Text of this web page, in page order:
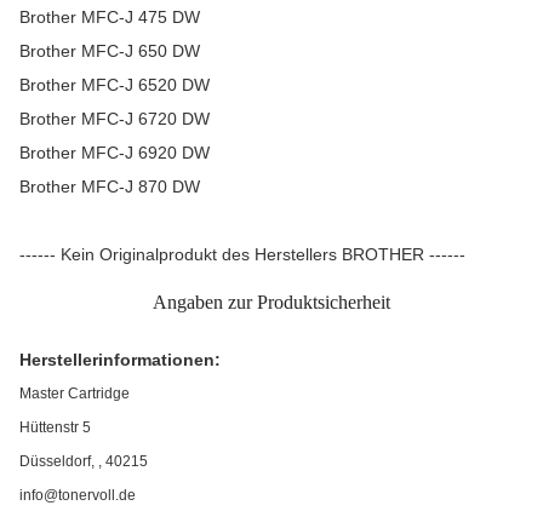
Brother MFC-J 475 DW
Brother MFC-J 650 DW
Brother MFC-J 6520 DW
Brother MFC-J 6720 DW
Brother MFC-J 6920 DW
Brother MFC-J 870 DW
------ Kein Originalprodukt des Herstellers BROTHER ------
Angaben zur Produktsicherheit
Herstellerinformationen:
Master Cartridge
Hüttenstr 5
Düsseldorf, , 40215
info@tonervoll.de